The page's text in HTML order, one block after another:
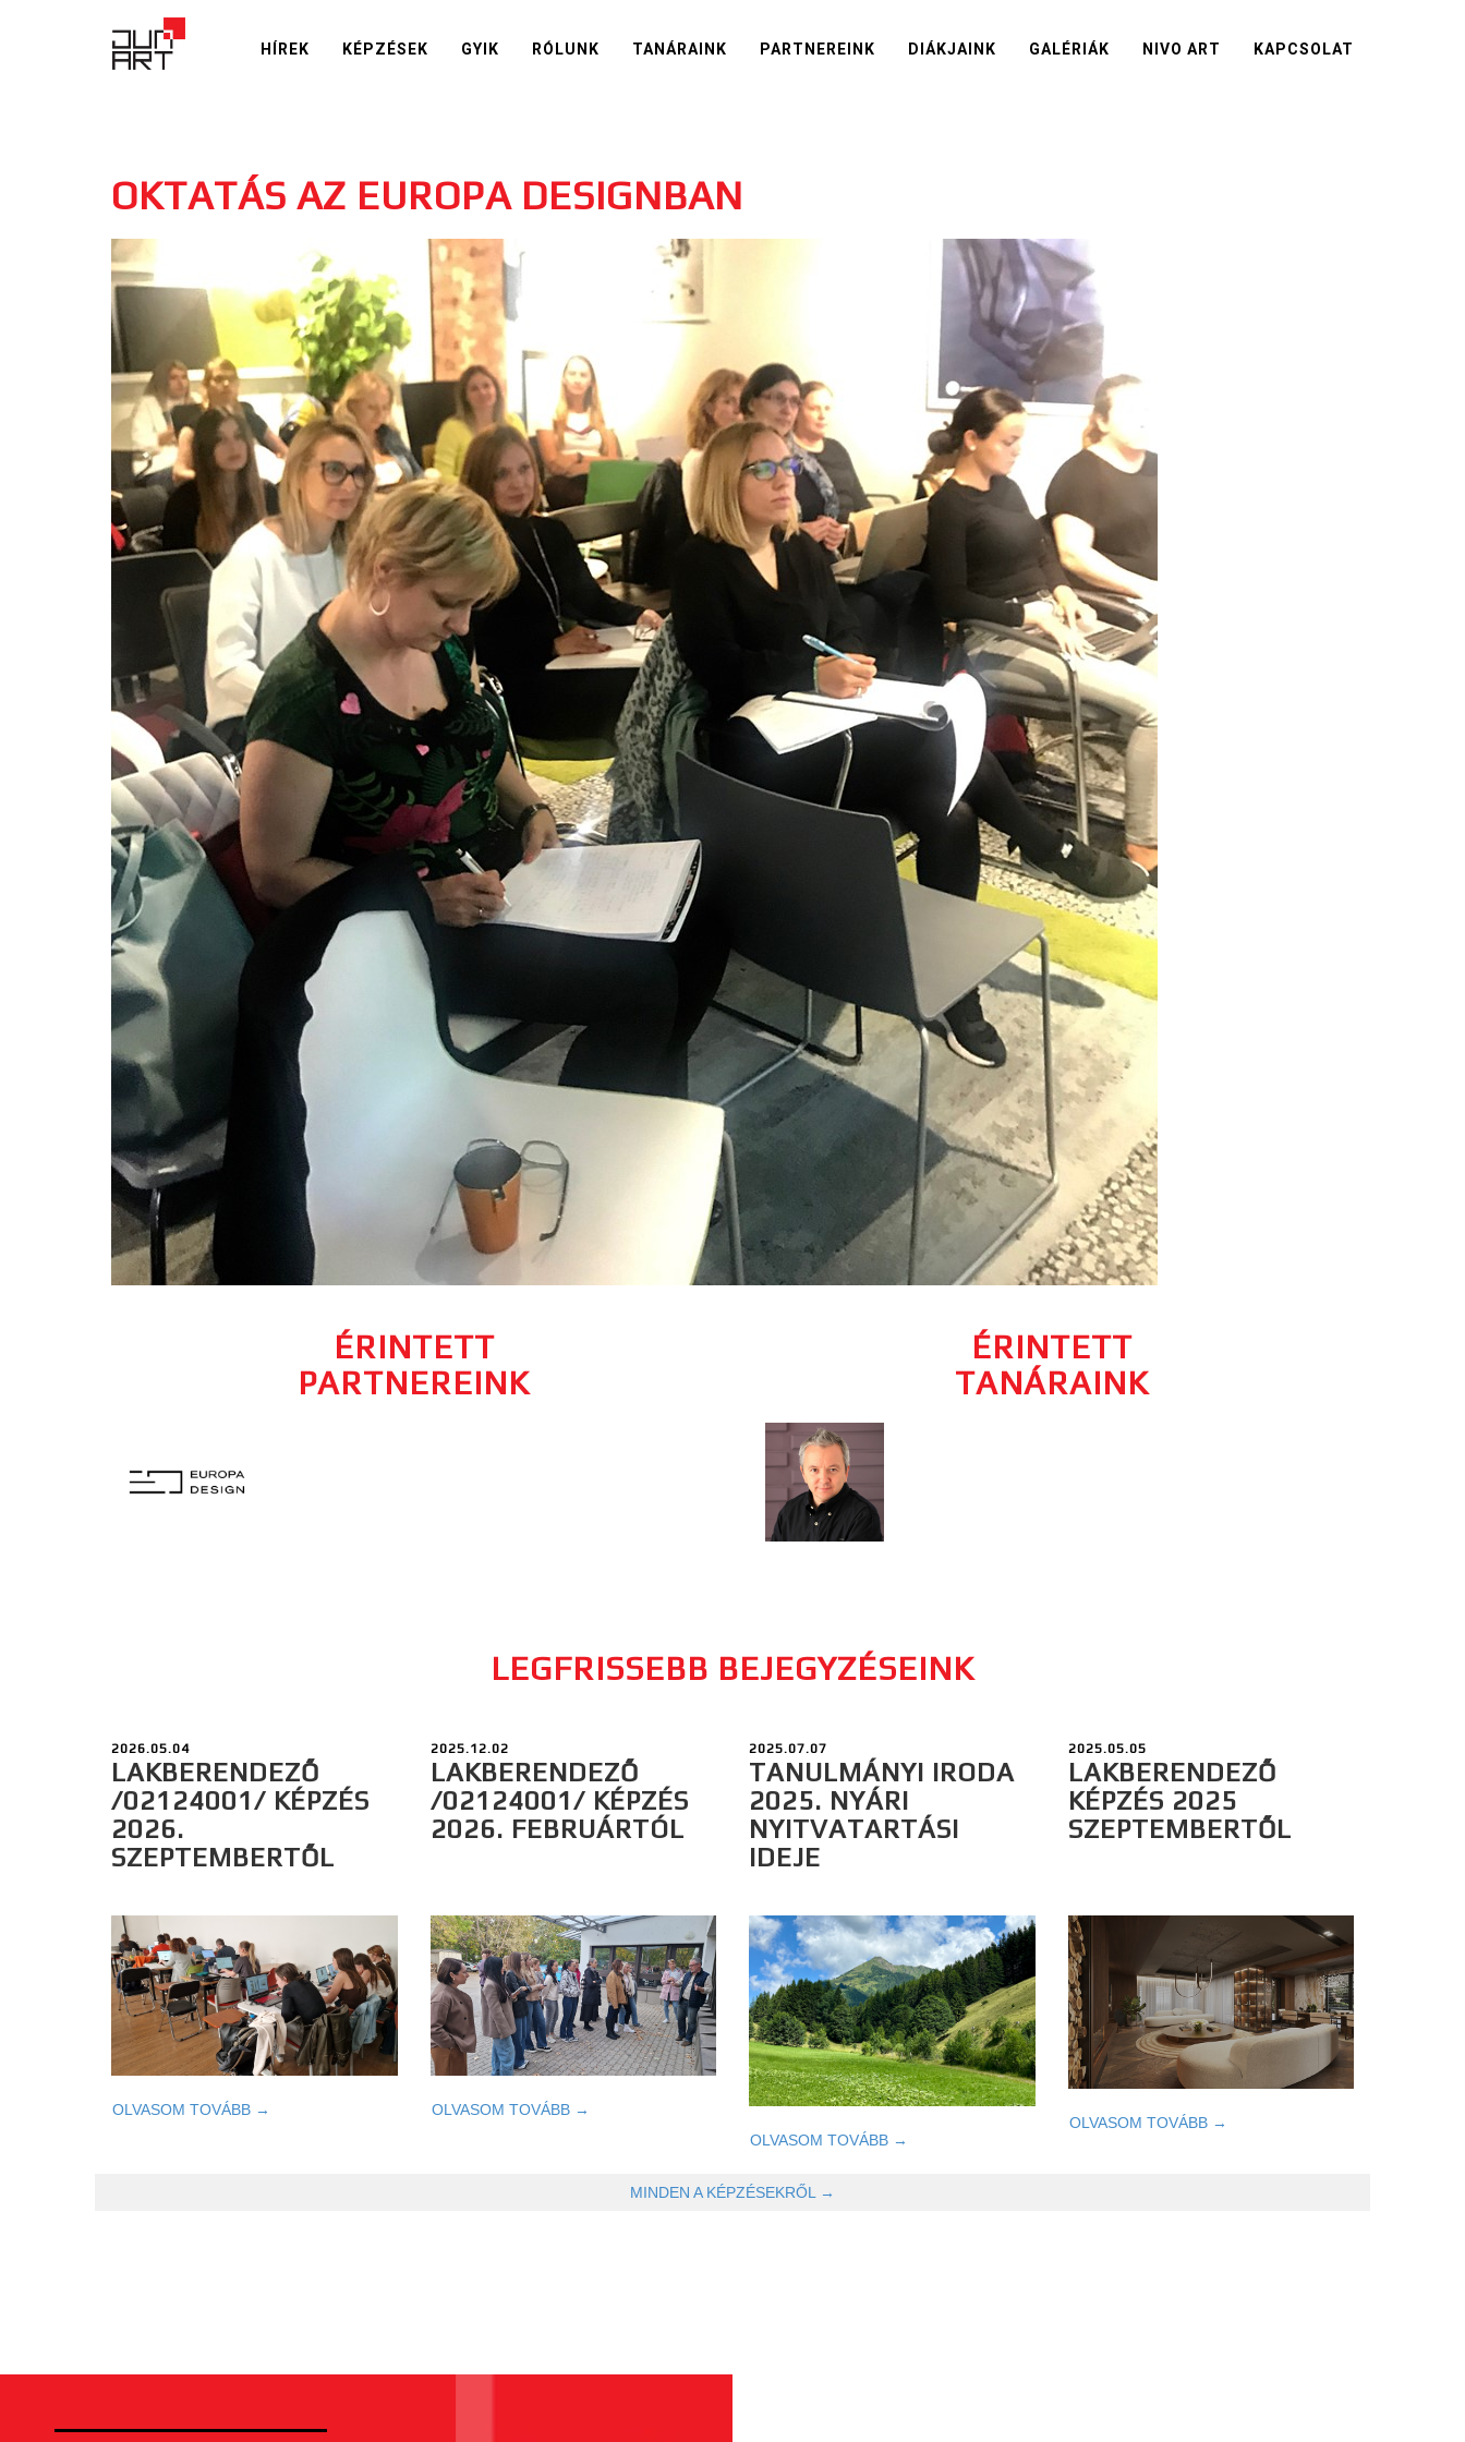
HÍREK KÉPZÉSEK GYIK RÓLUNK TANÁRAINK PARTNEREINK DIÁKJAINK GALÉRIÁK NIVO ART KAPCSOLAT
OKTATÁS AZ EUROPA DESIGNBAN
ÉRINTETT
PARTNEREINK
ÉRINTETT
TANÁRAINK
LEGFRISSEBB BEJEGYZÉSEINK
2026.05.04
LAKBERENDEZŐ
/02124001/ KÉPZÉS
2026.
SZEPTEMBERTŐL
OLVASOM TOVÁBB →
2025.12.02
LAKBERENDEZŐ
/02124001/ KÉPZÉS
2026. FEBRUÁRTÓL
OLVASOM TOVÁBB →
2025.07.07
TANULMÁNYI IRODA
2025. NYÁRI
NYITVATARTÁSI
IDEJE
OLVASOM TOVÁBB →
2025.05.05
LAKBERENDEZŐ
KÉPZÉS 2025
SZEPTEMBERTŐL
OLVASOM TOVÁBB →
MINDEN A KÉPZÉSEKRŐL →